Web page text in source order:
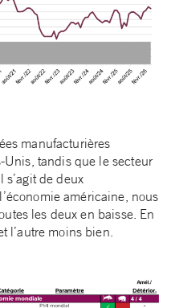
manufacturières
Unis, tandis que le secteur
de deux
américaine, nous
les deux en baisse. En
l’autre moins bien.